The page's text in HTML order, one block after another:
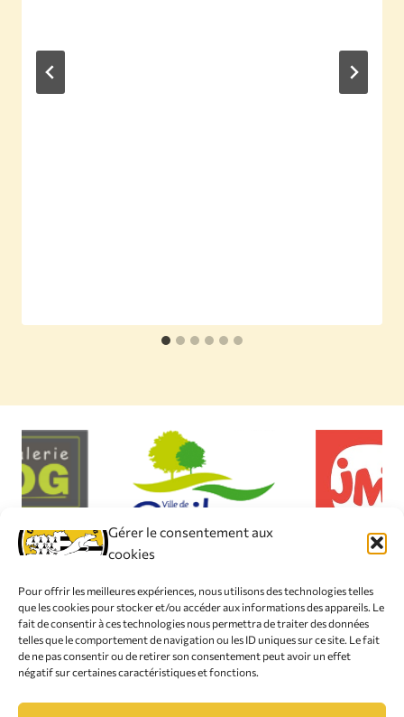
Gérer le consentement aux
cookies
Pour offrir les meilleures expériences, nous utilisons des technologies telles
que les cookies pour stocker et/ou accéder aux informations des appareils. Le
fait de consentir à ces technologies nous permettra de traiter des données
telles que le comportement de navigation ou les ID uniques sur ce site. Le fait
de ne pas consentir ou de retirer son consentement peut avoir un effet
négatif sur certaines caractéristiques et fonctions.
© 2026 Club Canin de L'Iroise